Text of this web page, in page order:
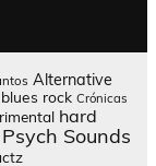
Alternative
blues rock Crónicas
hard
Sounds